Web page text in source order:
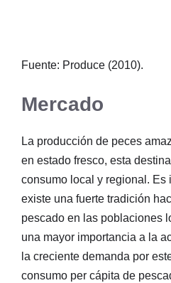
Fuente: Produce (2010).
Mercado
La producción de peces
en estado fresco, esta
consumo local y regional. Es
existe una fuerte tradición
pescado en las poblaciones
una mayor importancia a la
la creciente demanda por
consumo per cápita de